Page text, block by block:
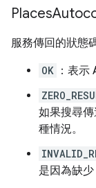
],
},
"status":
Places
服務傳回的狀態碼
OK ：表示
如果搜尋
種情況。
是因為缺少